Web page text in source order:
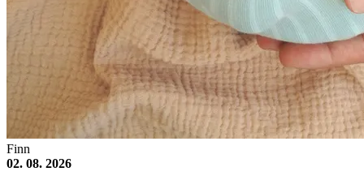
Finn
02. 08. 2026